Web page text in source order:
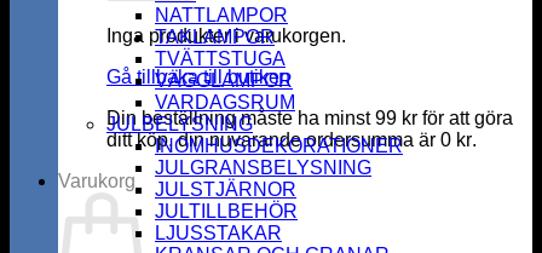
Inga produkter i varukorgen.
Gå tillbaka till butiken
Din beställning måste ha minst99 kr för att göra
ditt köp, din nuvarande ordersumma är 0 kr.
Varukorg
NATTLAMPOR
TAKLAMPOR
TVÄTTSTUGA
VÄGGLAMPOR
VARDAGSRUM
JULBELYSNING
INOMHUSDEKORATIONER
JULGRANSBELYSNING
JULSTJÄRNOR
JULTILLBEHÖR
LJUSSTAKAR